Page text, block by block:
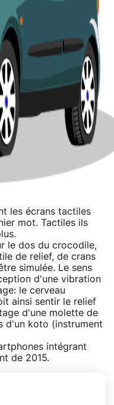
les écrans tactiles
mot. Tactiles ils
le dos du crocodile,
de relief, de crans
simulée. Le sens
d'une vibration
le cerveau
ainsi sentir le relief
d'une molette de
d'un koto (instrument
intégrant
de 2015.